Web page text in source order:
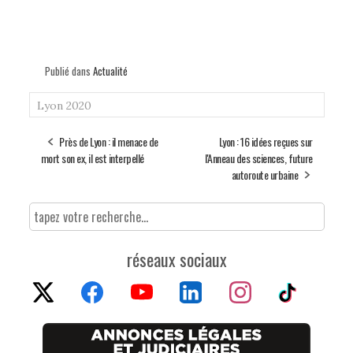
Publié dans Actualité
Lyon 2020
Près de Lyon : il menace de
mort son ex, il est interpellé
Lyon : 16 idées reçues sur
l'Anneau des sciences, future
autoroute urbaine
réseaux sociaux